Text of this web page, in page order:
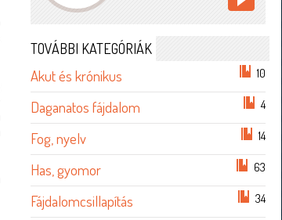
TOVÁBBI KATEGÓRIÁK
Akut és krónikus 10
Daganatos fájdalom 4
Fog, nyelv 14
Has, gyomor 63
Fájdalomcsillapítás 34